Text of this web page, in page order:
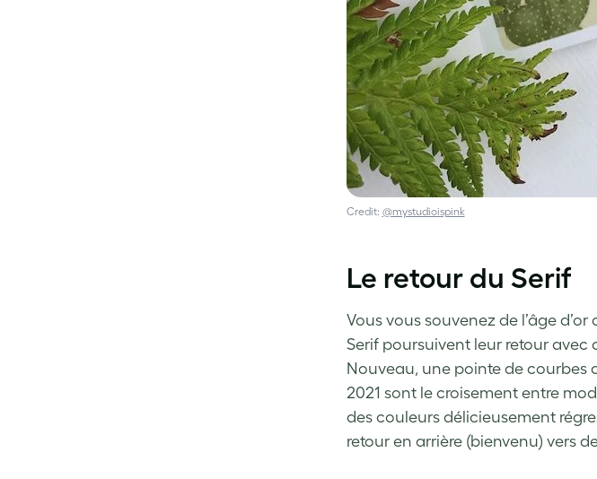
Credit: @mystudioispink
Le retour du Serif
Vous vous souvenez de l’âge
Serif poursuivent leur retour avec
Nouveau, une pointe de courbes
2021 sont le croisement entre
des couleurs délicieusement
retour en arrière (bienvenu) vers